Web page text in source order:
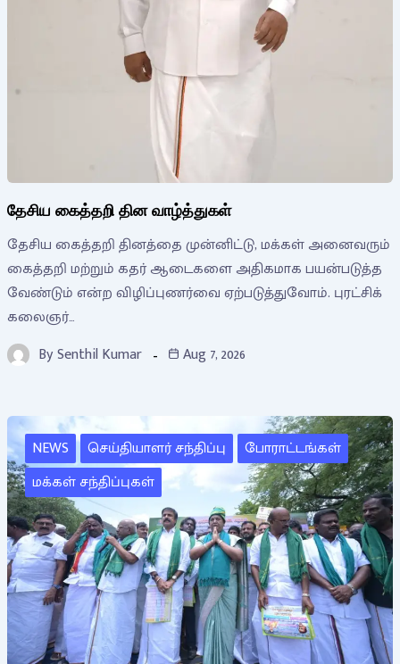
தேசிய கைத்தறி தின வாழ்த்துகள்
தேசிய கைத்தறி தினத்தை முன்னிட்டு, மக்கள் அனைவரும்
கைத்தறி மற்றும் கதர் ஆடைகளை அதிகமாக பயன்படுத்த
வேண்டும் என்ற விழிப்புணர்வை ஏற்படுத்துவோம். புரட்சிக்
கலைஞர்…
BySenthil Kumar Aug 7, 2026
NEWS செய்தியாளர் சந்திப்பு
போராட்டங்கள்
மக்கள் சந்திப்புகள்